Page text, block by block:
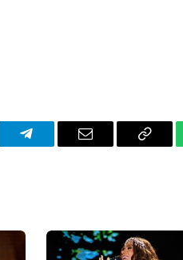
Telegram Email
Copy